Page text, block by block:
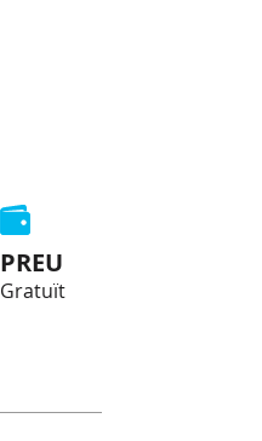
PREU
Gratuït